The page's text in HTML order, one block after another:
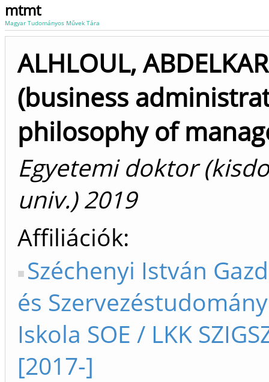
mtmt
Magyar Tudományos Művek Tára
ALHLOUL,
(business
philosophy of
Egyetemi doktor
univ.) 2019
Affiliációk
Széchenyi István
és
Iskola SOE / LKK
[2017-]